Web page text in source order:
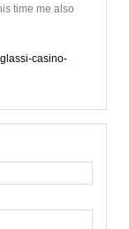
time me also
casino-